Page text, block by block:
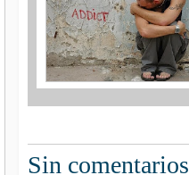
Sin comentarios